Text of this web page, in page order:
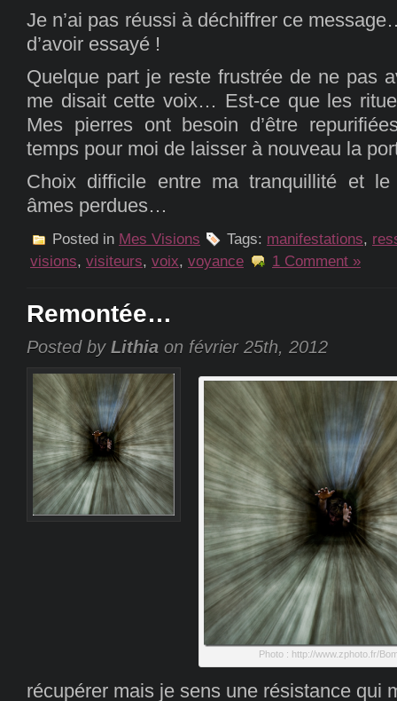
Je n’ai pas réussi à déchiffrer ce
d’avoir essayé !
Quelque part je reste frustrée de ne pas
me disait cette voix… Est-ce que les
Mes pierres ont besoin d’être
temps pour moi de laisser à nouveau la
Choix difficile entre ma tranquillité et le
âmes perdues…
Posted in Mes Visions Tags: manifestations,
visions, visiteurs, voix, voyance 1 Comment »
Remontée…
Posted by Lithia on février 25th, 2012
Photo : http://www.zphoto.fr/
récupérer mais je sens une résistance qui